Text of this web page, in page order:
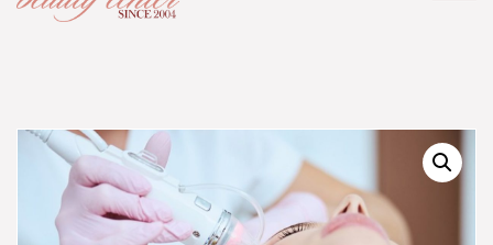
PAKETI
TRETMANI TIJELA
MASAŽE
LASER